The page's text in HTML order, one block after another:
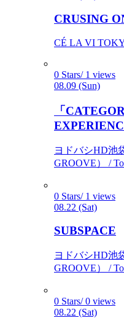
CRUSING
CÉ LA VI
0 Stars/ 1 views
08.09 (Sun)
「
ヨドバシHD池
GROOVE） /
0 Stars/ 1 views
08.22 (Sat)
SUBSPACE
ヨドバシHD池
GROOVE） /
0 Stars/ 0 views
08.22 (Sat)